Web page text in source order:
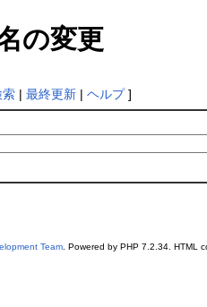
の変更
索| 最終更新| ヘルプ]
Team. Powered by PHP 7.2.34. HTML